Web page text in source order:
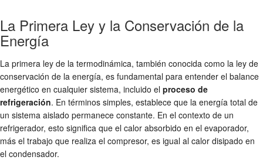
La Primera Ley y la Conservación de la
Energía
La primera ley de la termodinámica, también conocida como la ley de
conservación de la energía, es fundamental para entender el balance
energético en cualquier sistema, incluido el proceso de
refrigeración. En términos simples, establece que la energía total de
un sistema aislado permanece constante. En el contexto de un
refrigerador, esto significa que el calor absorbido en el evaporador,
más el trabajo que realiza el compresor, es igual al calor disipado en
el condensador.